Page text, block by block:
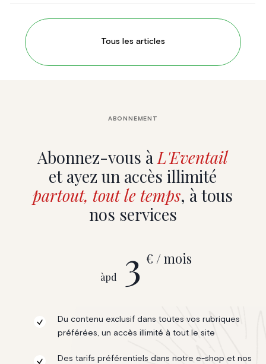
Tous les articles
Abonnez-vous àL'Eventail
et ayez un accès illimité
partout, tout le temps, à tous
nos services
ABONNEMENT
àpd 3 € / mois
Du contenu exclusif dans toutes vos rubriques
préférées, un accès illimité à tout le site
Des tarifs préférentiels dans notre e-shop et nos